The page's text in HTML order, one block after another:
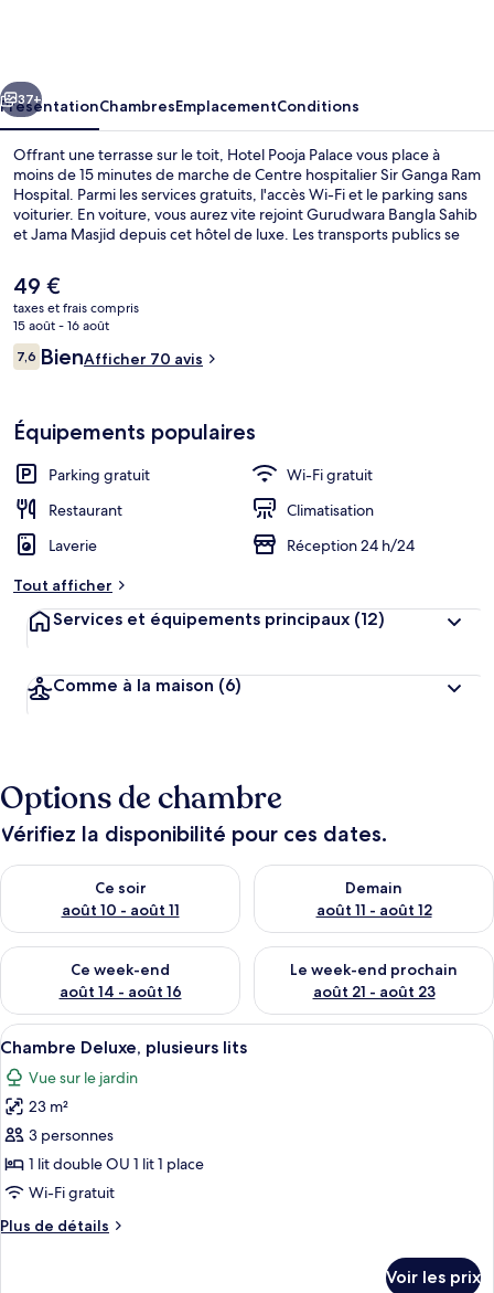
Suivant
37+
PrésentationChambresEmplacementConditions
Offrant une terrasse sur le toit, Hotel Pooja Palace vous place à
moins de 15 minutes de marche de Centre hospitalier Sir Ganga Ram
Hospital. Parmi les services gratuits, l'accès Wi-Fi et le parking sans
voiturier. En voiture, vous aurez vite rejoint Gurudwara Bangla Sahib
et Jama Masjid depuis cet hôtel de luxe. Les transports publics se
est à 3 min et Station de métro Jhandewalan, à 14 min.
Le
prix
actuel
est
de
49 €
taxes et frais compris
15 août - 16 août
Avis
voyageurs
7,67,6 sur 10
BienAfficher 70 avis
Équipements populaires
Parking gratuit
Wi-Fi gratuit
Restaurant
Climatisation
Laverie
Réception 24 h/24
Tout afficher
Services et équipements principaux (12)
Comme à la maison (6)
Options de chambre
Vérifiez la disponibilité pour ces dates.
Ce soir
août 10 - août 11
Vérifier la disponibilité pour ce soir août 10 - août 11
Demain
août 11 - août 12
Vérifier la disponibilité pour
Ce week-end
août 14 - août 16
Vérifier la disponibilité pour ce week-end août 14 - août 16
Le week-end prochain
août 21 - août 23
Vérifier la disponibilité pour
Afficher
toutes
les
photos
pour
ce
type
chambre :
Une chambre d’hôtel équipée d’un
9
Chambre Deluxe, plusieurs lits
Vue sur le jardin
23 m²
3 personnes
1 lit double OU 1 lit 1 place
Wi-Fi gratuit
Plus de détails
Plus
Voir les prix